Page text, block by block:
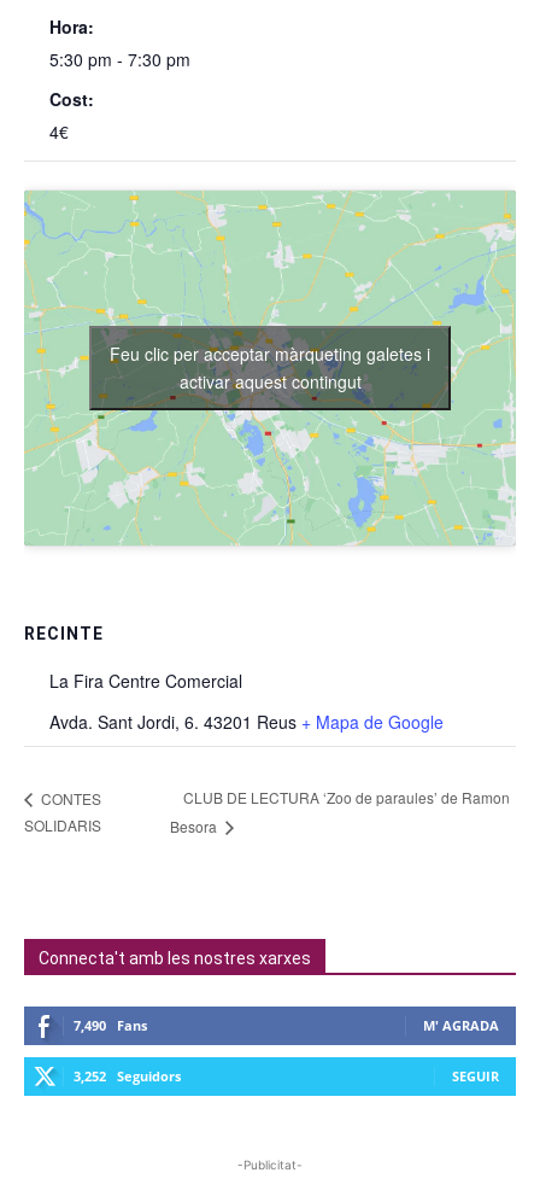
Hora:
5:30 pm - 7:30 pm
Cost:
4€
RECINTE
La Fira Centre Comercial
Avda. Sant Jordi, 6. 43201 Reus + Mapa de Google
Feu clic per acceptar màrqueting galetes i
activar aquest contingut
CONTES
SOLIDARIS
CLUB DE LECTURA ‘Zoo de paraules’ de Ramon
Besora
Connecta't amb les nostres xarxes
7,490 Fans M' AGRADA
3,252 Seguidors SEGUIR
-Publicitat-